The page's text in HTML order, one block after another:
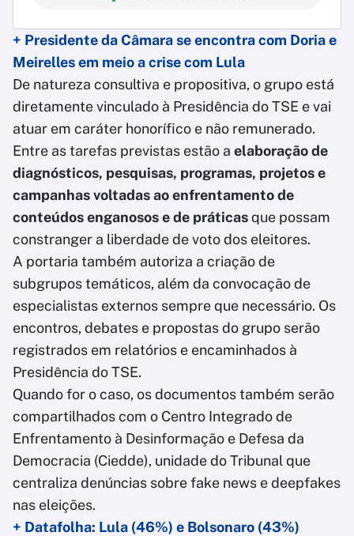
+ Presidente da Câmara se encontra com Doria e
Meirelles em meio a crise com Lula
De natureza consultiva e propositiva, o grupo está
diretamente vinculado à Presidência do TSE e vai
atuar em caráter honorífico e não remunerado.
Entre as tarefas previstas estão a elaboração de
diagnósticos, pesquisas, programas, projetos e
campanhas voltadas ao enfrentamento de
conteúdos enganosos e de práticasque possam
constranger a liberdade de voto dos eleitores.
A portaria também autoriza a criação de
subgrupos temáticos, além da convocação de
especialistas externos sempre que necessário. Os
encontros, debates e propostas do grupo serão
registrados em relatórios e encaminhados à
Presidência do TSE.
Quando for o caso, os documentos também serão
compartilhados com o Centro Integrado de
Enfrentamento à Desinformação e Defesa da
Democracia (Ciedde), unidade do Tribunal que
centraliza denúncias sobre fake news e deepfakes
nas eleições.
+ Datafolha: Lula (46%) e Bolsonaro (43%)